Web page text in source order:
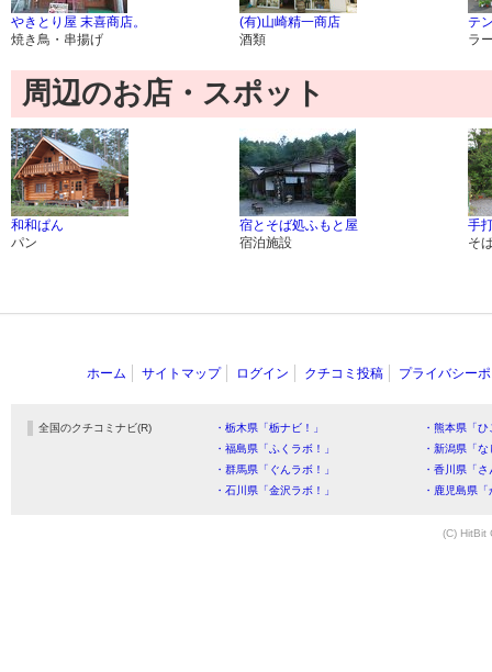
やきとり屋 末喜商店。
焼き鳥・串揚げ
(有)山崎精一商店
酒類
テ
ラ
周辺のお店・スポット
和和ぱん
パン
宿とそば処ふもと屋
宿泊施設
手
そ
ホーム サイトマップ ログイン クチコミ投稿 プライバシー
全国のクチコミナビ(R) ・栃木県「栃ナビ！」
・熊本県「
・福島県「ふくラボ！」
・新潟県「
・群馬県「ぐんラボ！」
・香川県「
・石川県「金沢ラボ！」
・鹿児島県
(C) HitBit